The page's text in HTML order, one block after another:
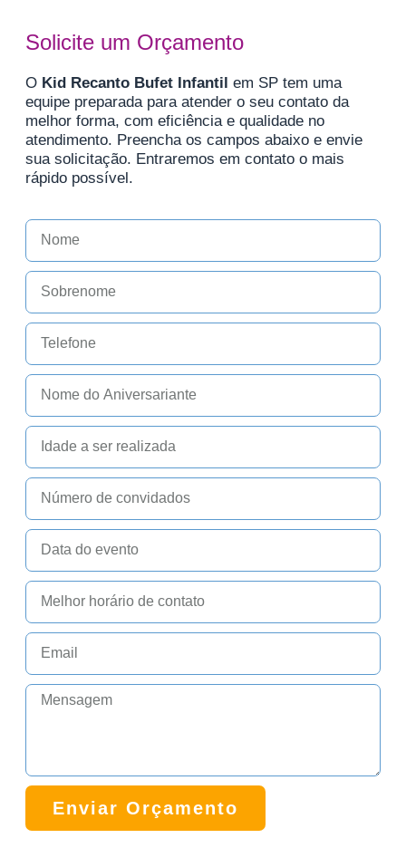
Solicite um Orçamento
O Kid Recanto Bufet Infantil em SP tem uma
equipe preparada para atender o seu contato da
melhor forma, com eficiência e qualidade no
atendimento. Preencha os campos abaixo e envie
sua solicitação. Entraremos em contato o mais
rápido possível.
Enviar Orçamento